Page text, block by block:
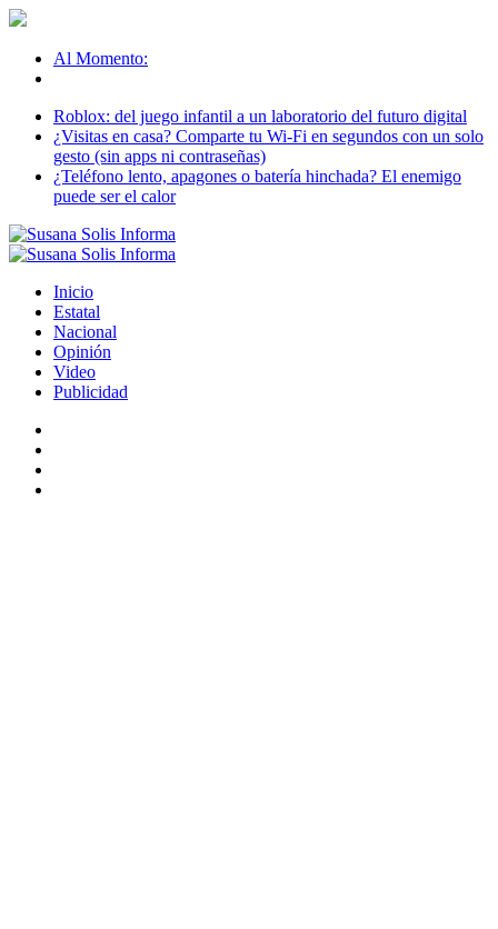
Al Momento:
Roblox: del juego infantil a un laboratorio del futuro digital
¿Visitas en casa? Comparte tu Wi-Fi en segundos con un solo
gesto (sin apps ni contraseñas)
¿Teléfono lento, apagones o batería hinchada? El enemigo
puede ser el calor
Inicio
Estatal
Nacional
Opinión
Video
Publicidad